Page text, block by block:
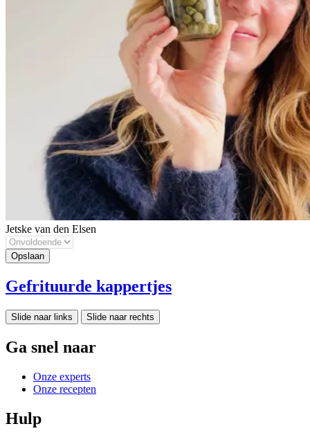
Jetske van den Elsen
Gefrituurde kappertjes
Slide naar links Slide naar rechts
Ga snel naar
Onze experts
Onze recepten
Hulp